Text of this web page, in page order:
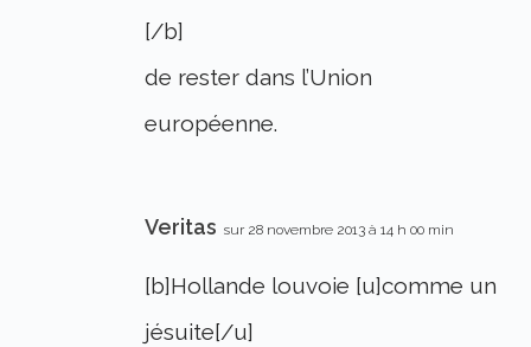
[/b]
de rester dans l’Union
européenne.
Veritas sur 28 novembre 2013 à 14 h 00 min
[b]Hollande louvoie [u]comme un
jésuite[/u]